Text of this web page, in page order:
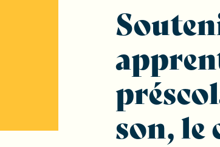
son, le